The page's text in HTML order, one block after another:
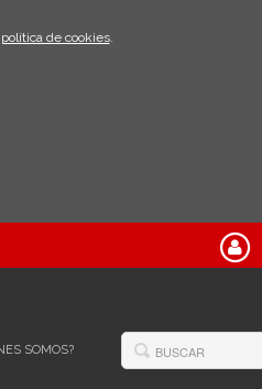
política de cookies.
SOMOS?